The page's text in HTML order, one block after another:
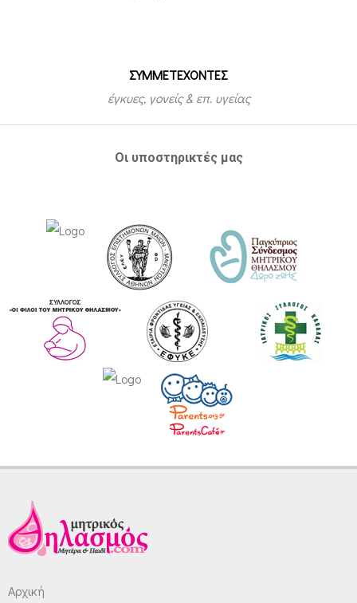
ΣΥΜΜΕΤEΧΟΝΤΕΣ
έγκυες, γονείς & επ. υγείας
Οι υποστηρικτές μας
Αρχική